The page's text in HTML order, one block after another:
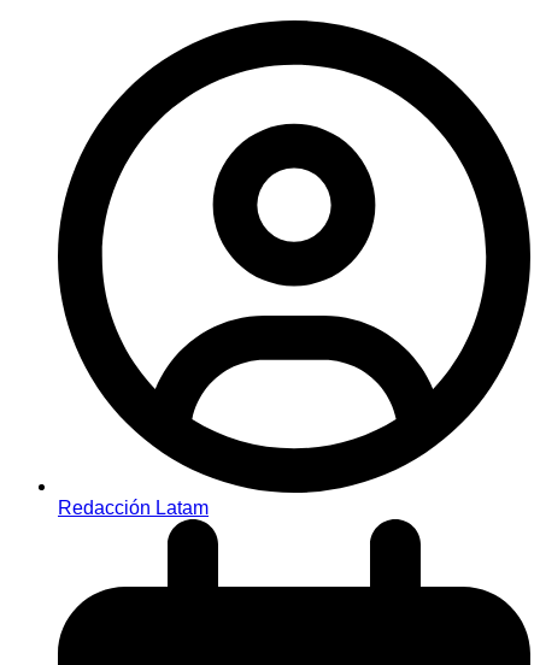
Redacción Latam